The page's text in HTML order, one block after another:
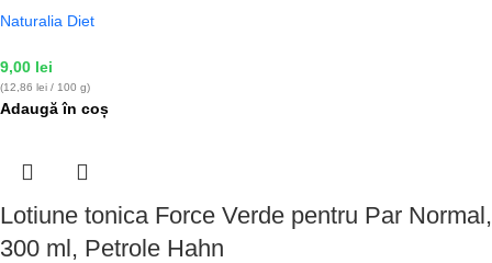
Naturalia Diet
9,00 lei
(12,86 lei / 100 g)
Adaugă în coș
Lotiune tonica Force Verde pentru Par Normal,
300 ml, Petrole Hahn